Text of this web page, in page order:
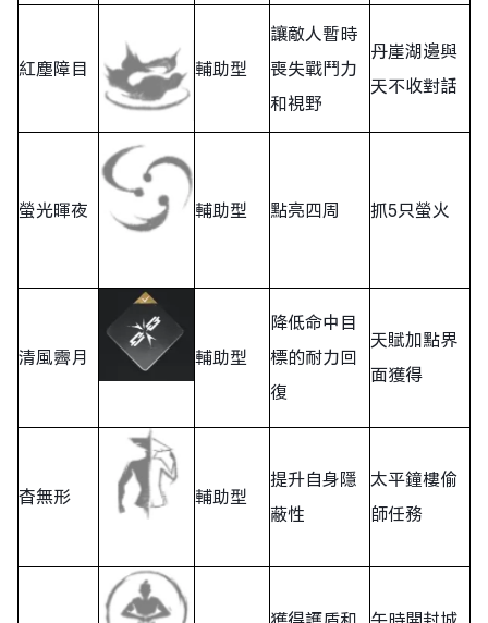
紅塵障目 輔助型
讓敵人暫時
喪失戰鬥力
和視野
丹崖湖邊與
天不收對話
螢光暉夜 輔助型 點亮四周 抓5只螢火
清風霽月 輔助型
降低命中目
標的耐力回
復
天賦加點界
面獲得
杳無形 輔助型
提升自身隱
蔽性
太平鐘樓偷
師任務